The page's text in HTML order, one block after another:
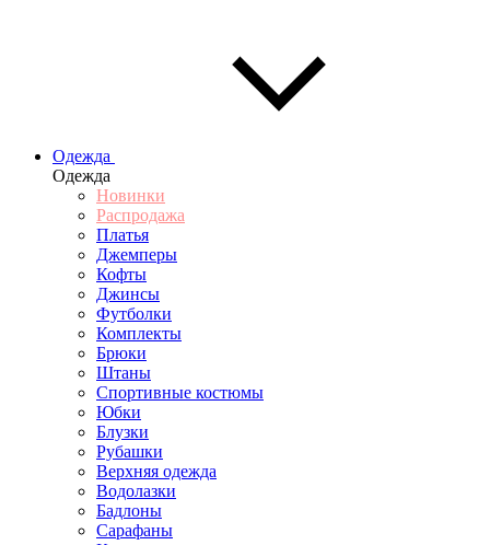
Одежда
Одежда
Новинки
Распродажа
Платья
Джемперы
Кофты
Джинсы
Футболки
Комплекты
Брюки
Штаны
Спортивные костюмы
Юбки
Блузки
Рубашки
Верхняя одежда
Водолазки
Бадлоны
Сарафаны